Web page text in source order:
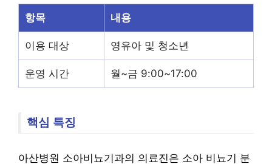
항목 내용
이용 대상 영유아 및 청소년
운영 시간 월~금 9:00~17:00
핵심 특징
아산병원 소아비뇨기과의 의료진은 소아 비뇨기 분